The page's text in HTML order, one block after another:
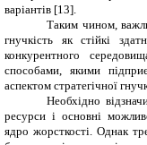
варіантів [13].
Таким чином,
гнучкість як стійкі
конкурентного
способами, якими
аспектом стратегічної
Необхідно
ресурси і основні
ядро жорсткості. Однак